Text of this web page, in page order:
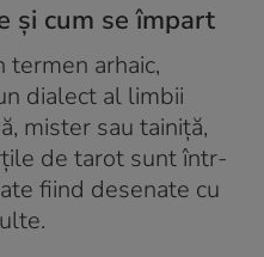
și cum se împart
termen arhaic,
dialect al limbii
mister sau tainiță,
de tarot sunt într-
fiind desenate cu